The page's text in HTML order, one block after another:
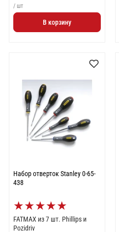
/ шт
В корзину
Набор отверток Stanley 0-65-
438
★★★★★
FATMAX из 7 шт. Phillips и
Pozidriv